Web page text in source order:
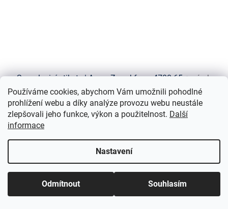
Používáme cookies, abychom Vám umožnili pohodlné
prohlížení webu a díky analýze provozu webu neustále
zlepšovali jeho funkce, výkon a použitelnost. Další
informace
Nastavení
Odmítnout Souhlasím
Samolepicí etikety | Avery Zweckform 4780-65+ návrh
etiket online + šablony ke stažení zdarma
429 Kč bez DPH
519 Kč
LASER & INKJET